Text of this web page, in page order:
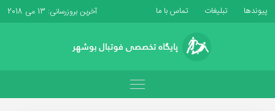
پیوندها تبلیغات تماس با ما آخرین بروزرسانی: 13 می 2018